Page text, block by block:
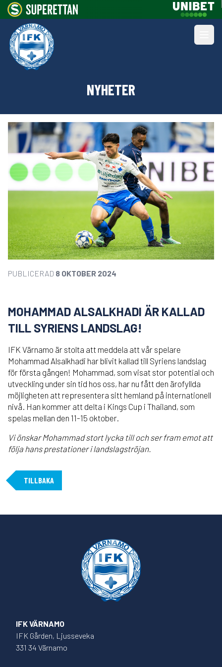
NYHETER
PUBLICERAD 8 OKTOBER 2024
MOHAMMAD ALSALKHADI ÄR KALLAD
TILL SYRIENS LANDSLAG!
IFK Värnamo är stolta att meddela att vår spelare
Mohammad Alsalkhadi har blivit kallad till Syriens landslag
för första gången! Mohammad, som visat stor potential och
utveckling under sin tid hos oss, har nu fått den ärofyllda
möjligheten att representera sitt hemland på internationell
nivå. Han kommer att delta i Kings Cup i Thailand, som
spelas mellan den 11-15 oktober.
Vi önskar Mohammad stort lycka till och ser fram emot att
följa hans prestationer i landslagströjan.
TILLBAKA
IFK VÄRNAMO
IFK Gården, Ljusseveka
331 34 Värnamo